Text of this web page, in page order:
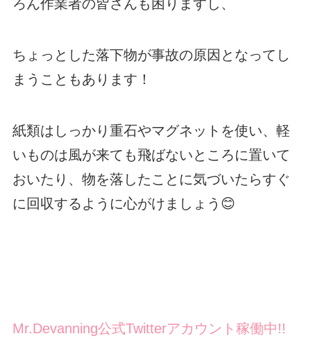
ろん作業者の皆さんも困りますし、
ちょっとした落下物が事故の原因となってし
まうこともあります！
紙類はしっかり重石やマグネットを使い、軽
いものは風が来ても飛ばないところに置いて
おいたり、物を落したことに気づいたらすぐ
に回収するように心がけましょう😊
Mr.Devanning公式Twitterアカウント稼働中!!